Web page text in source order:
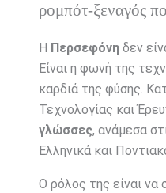
ρομπότ-ξεναγός
Η Περσεφόνηδεν
Είναι η φωνή της
καρδιά της φύσης.
Τεχνολογίας και
γλώσσες, ανάμεσα
Ελληνικά και
Ο ρόλος της είναι να